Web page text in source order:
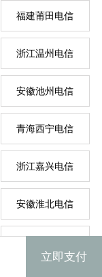
福建莆田电信
浙江温州电信
安徽池州电信
青海西宁电信
浙江嘉兴电信
安徽淮北电信
立即支付